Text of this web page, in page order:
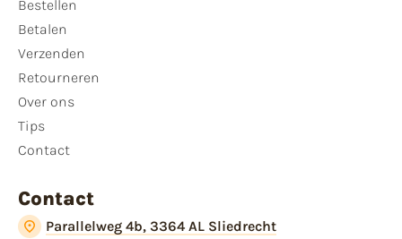
Bestellen
Betalen
Verzenden
Retourneren
Over ons
Tips
Contact
Contact
Parallelweg 4b, 3364 AL Sliedrecht